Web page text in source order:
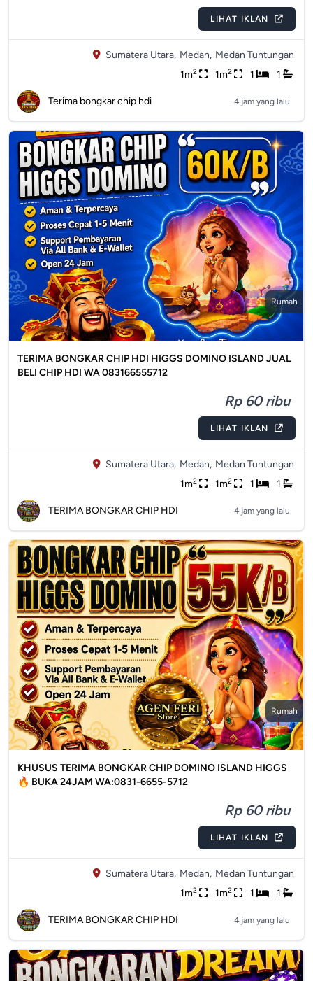
LIHAT IKLAN
Sumatera Utara, Medan, Medan Tuntungan
1m2 1m2 1 1
Terima bongkar chip hdi 4 jam yang lalu
Rumah
TERIMA BONGKAR CHIP HDI HIGGS DOMINO ISLAND JUAL
BELI CHIP HDI WA 083166555712
Rp 60 ribu
LIHAT IKLAN
Sumatera Utara, Medan, Medan Tuntungan
1m2 1m2 1 1
TERIMA BONGKAR CHIP HDI 4 jam yang lalu
Rumah
KHUSUS TERIMA BONGKAR CHIP DOMINO ISLAND HIGGS
🔥 BUKA 24JAM WA:0831-6655-5712
Rp 60 ribu
LIHAT IKLAN
Sumatera Utara, Medan, Medan Tuntungan
1m2 1m2 1 1
TERIMA BONGKAR CHIP HDI 4 jam yang lalu